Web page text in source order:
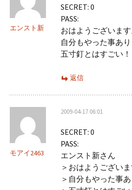
エンスト新
SECRET: 0
PASS:
おはようございます
自分もやった事あ
五寸釘とはすごい！
返信
モアイ2463
2009-04-17 06:01
SECRET: 0
PASS:
エンスト新さん
＞おはようございま
＞自分もやった事